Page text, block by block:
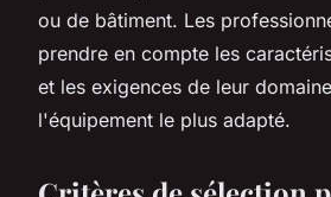
ou de bâtiment. Les
prendre en compte les
et les exigences de leur
l'équipement le plus adapté.